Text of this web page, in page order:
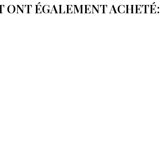
ONT ÉGALEMENT ACHETÉ: